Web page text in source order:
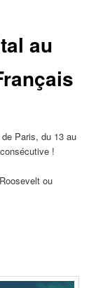
au
Paris, du 13 au
!
ou